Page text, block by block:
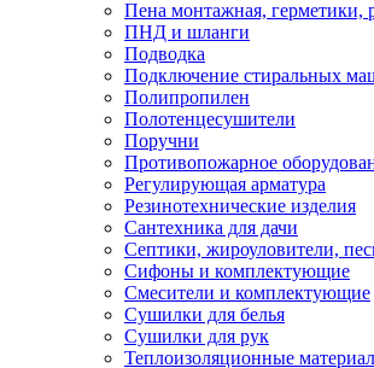
Пена монтажная, герметики,
ПНД и шланги
Подводка
Подключение стиральных
Полипропилен
Полотенцесушители
Поручни
Противопожарное
Регулирующая арматура
Резинотехнические изделия
Сантехника для дачи
Септики, жироуловители,
Сифоны и комплектующие
Смесители и комплектующие
Сушилки для белья
Сушилки для рук
Теплоизоляционные